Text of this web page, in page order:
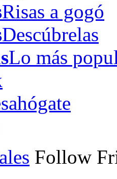
Risas a gogó
Descúbrelas
Lo más
Follow